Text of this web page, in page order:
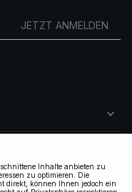
JETZT ANMELDEN